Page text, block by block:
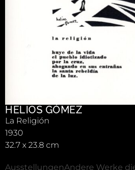
HELIOS GÓMEZ
La Religión
1930
32.7 x 23.8 cm
AusstellungenAndere Werke